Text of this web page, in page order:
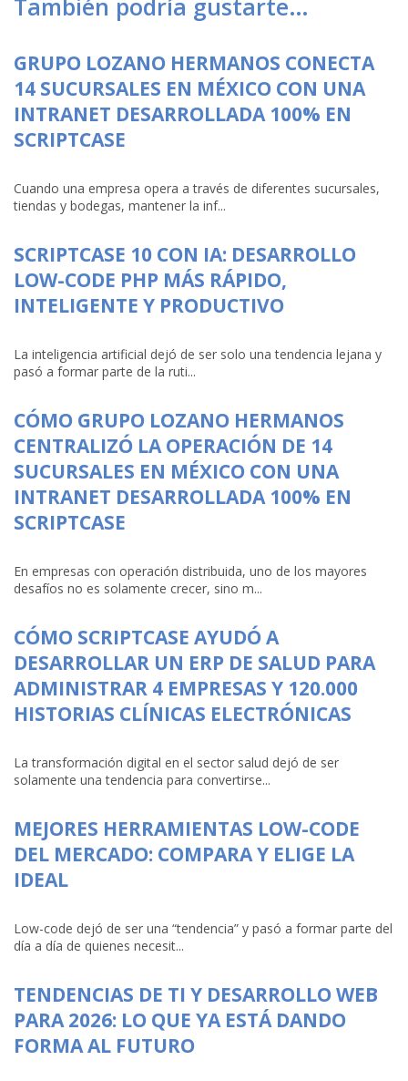
También podría gustarte…
GRUPO LOZANO HERMANOS CONECTA
14 SUCURSALES EN MÉXICO CON UNA
INTRANET DESARROLLADA 100% EN
SCRIPTCASE
Cuando una empresa opera a través de diferentes sucursales,
tiendas y bodegas, mantener la inf...
SCRIPTCASE 10 CON IA: DESARROLLO
LOW-CODE PHP MÁS RÁPIDO,
INTELIGENTE Y PRODUCTIVO
La inteligencia artificial dejó de ser solo una tendencia lejana y
pasó a formar parte de la ruti...
CÓMO GRUPO LOZANO HERMANOS
CENTRALIZÓ LA OPERACIÓN DE 14
SUCURSALES EN MÉXICO CON UNA
INTRANET DESARROLLADA 100% EN
SCRIPTCASE
En empresas con operación distribuida, uno de los mayores
desafíos no es solamente crecer, sino m...
CÓMO SCRIPTCASE AYUDÓ A
DESARROLLAR UN ERP DE SALUD PARA
ADMINISTRAR 4 EMPRESAS Y 120.000
HISTORIAS CLÍNICAS ELECTRÓNICAS
La transformación digital en el sector salud dejó de ser
solamente una tendencia para convertirse...
MEJORES HERRAMIENTAS LOW-CODE
DEL MERCADO: COMPARA Y ELIGE LA
IDEAL
Low-code dejó de ser una “tendencia” y pasó a formar parte del
día a día de quienes necesit...
TENDENCIAS DE TI Y DESARROLLO WEB
PARA 2026: LO QUE YA ESTÁ DANDO
FORMA AL FUTURO